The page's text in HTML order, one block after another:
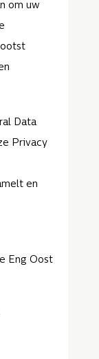
om uw
Data
Privacy
en
Eng Oost